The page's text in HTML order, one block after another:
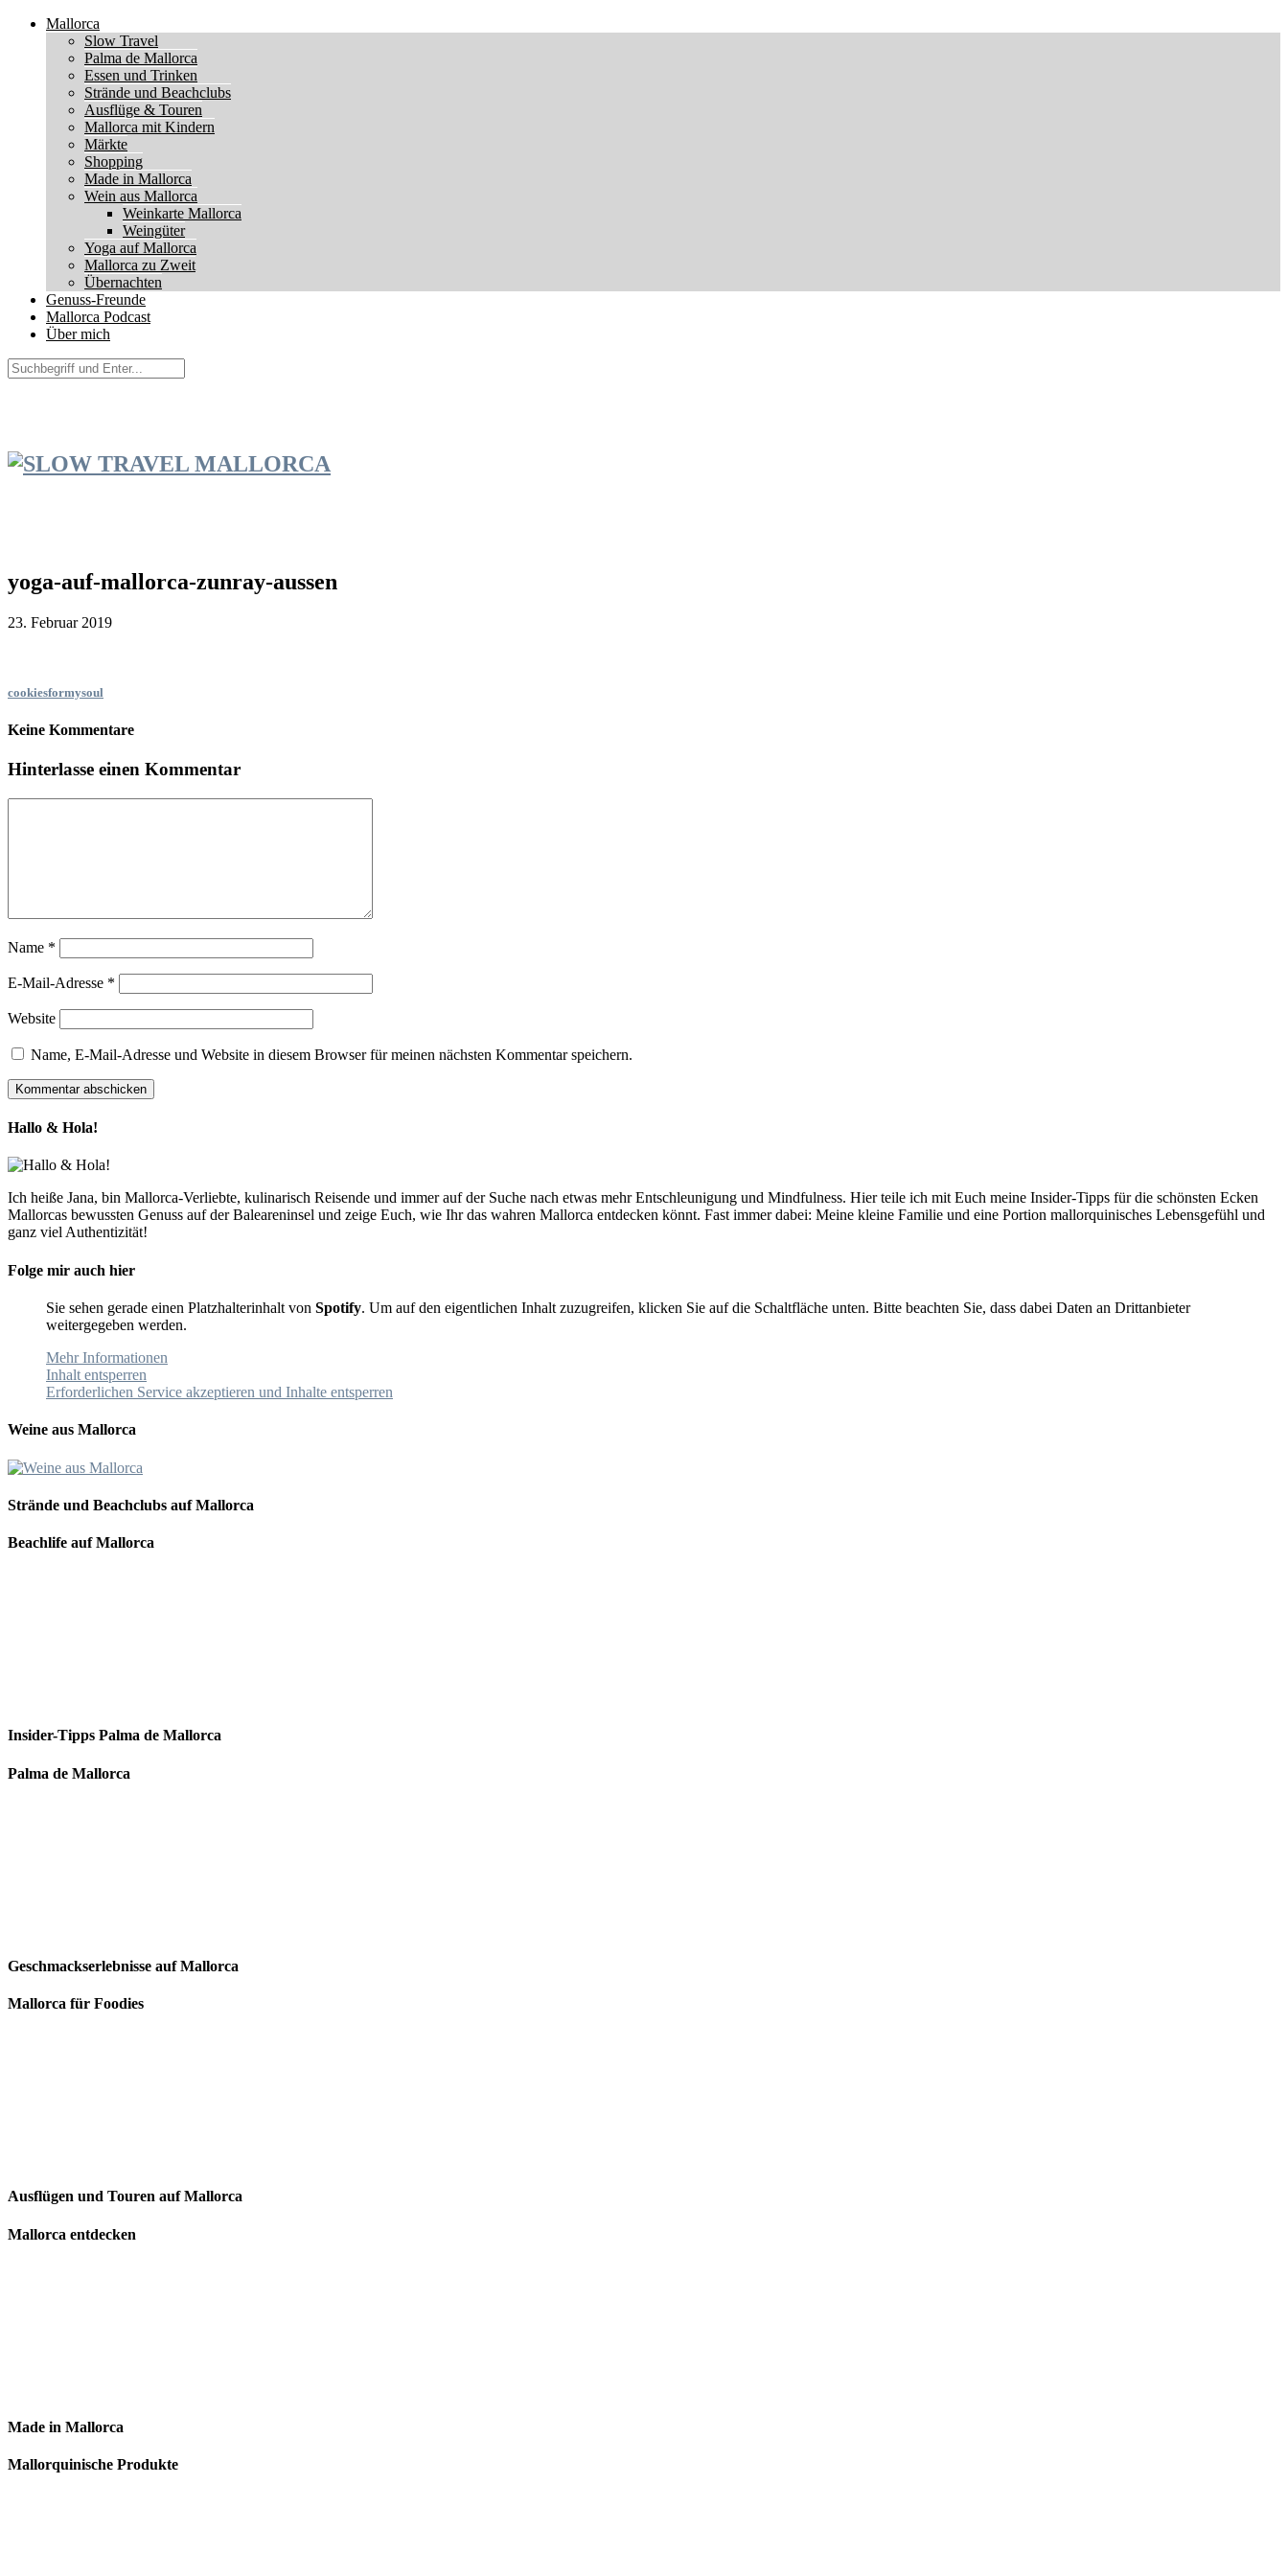
Mallorca
Slow Travel
Palma de Mallorca
Essen und Trinken
Strände und Beachclubs
Ausflüge & Touren
Mallorca mit Kindern
Märkte
Shopping
Made in Mallorca
Wein aus Mallorca
Weinkarte Mallorca
Weingüter
Yoga auf Mallorca
Mallorca zu Zweit
Übernachten
Genuss-Freunde
Mallorca Podcast
Über mich
yoga-auf-mallorca-zunray-aussen
23. Februar 2019
cookiesformysoul
Keine Kommentare
Hinterlasse einen Kommentar
Name *
E-Mail-Adresse *
Website
Name, E-Mail-Adresse und Website in diesem Browser für meinen nächsten Kommentar speichern.
Hallo & Hola!
Ich heiße Jana, bin Mallorca-Verliebte, kulinarisch Reisende und immer auf der Suche nach etwas mehr Entschleunigung und Mindfulness. Hier teile ich mit Euch meine Insider-Tipps für die schönsten Ecken
Mallorcas bewussten Genuss auf der Baleareninsel und zeige Euch, wie Ihr das wahren Mallorca entdecken könnt. Fast immer dabei: Meine kleine Familie und eine Portion mallorquinisches Lebensgefühl und
ganz viel Authentizität!
Folge mir auch hier
Sie sehen gerade einen Platzhalterinhalt von Spotify. Um auf den eigentlichen Inhalt zuzugreifen, klicken Sie auf die Schaltfläche unten. Bitte beachten Sie, dass dabei Daten an Drittanbieter
weitergegeben werden.
Mehr Informationen
Inhalt entsperren
Erforderlichen Service akzeptieren und Inhalte entsperren
Weine aus Mallorca
Strände und Beachclubs auf Mallorca
Beachlife auf Mallorca
Insider-Tipps Palma de Mallorca
Palma de Mallorca
Geschmackserlebnisse auf Mallorca
Mallorca für Foodies
Ausflügen und Touren auf Mallorca
Mallorca entdecken
Made in Mallorca
Mallorquinische Produkte